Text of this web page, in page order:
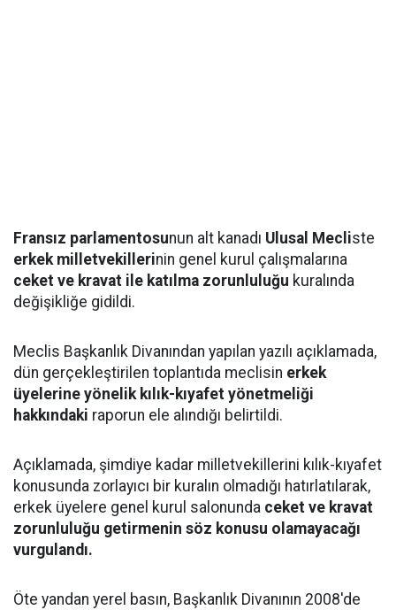
Fransız parlamentosunun alt kanadı Ulusal Mecliste
erkek milletvekillerinin genel kurul çalışmalarına
ceket ve kravat ile katılma zorunluluğu kuralında
değişikliğe gidildi.
Meclis Başkanlık Divanından yapılan yazılı açıklamada,
dün gerçekleştirilen toplantıda meclisin erkek
üyelerine yönelik kılık-kıyafet yönetmeliği
hakkındaki raporun ele alındığı belirtildi.
Açıklamada, şimdiye kadar milletvekillerini kılık-kıyafet
konusunda zorlayıcı bir kuralın olmadığı hatırlatılarak,
erkek üyelere genel kurul salonunda ceket ve kravat
zorunluluğu getirmenin söz konusu olamayacağı
vurgulandı.
Öte yandan yerel basın, Başkanlık Divanının 2008'de